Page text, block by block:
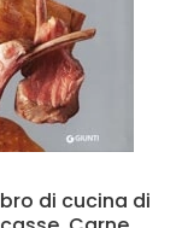
di cucina